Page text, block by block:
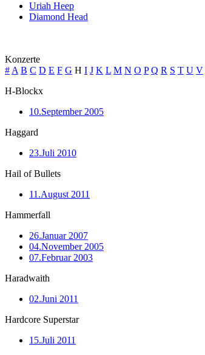
Uriah Heep
Diamond Head
Konzerte
# A B C D E F G H I J K L M N O P Q R S T U V
H-Blockx
10.September 2005
Haggard
23.Juli 2010
Hail of Bullets
11.August 2011
Hammerfall
26.Januar 2007
04.November 2005
07.Februar 2003
Haradwaith
02.Juni 2011
Hardcore Superstar
15.Juli 2011